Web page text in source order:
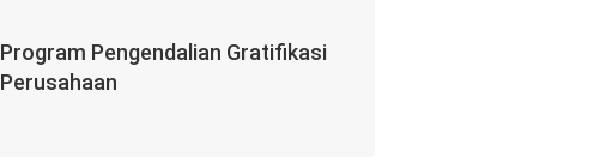
Program Pengendalian Gratifikasi
Perusahaan